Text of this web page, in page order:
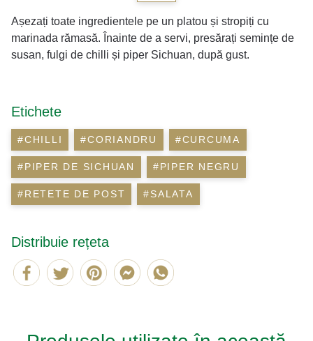
Așezați toate ingredientele pe un platou și stropiți cu
marinada rămasă. Înainte de a servi, presărați semințe de
susan, fulgi de chilli și piper Sichuan, după gust.
Etichete
#CHILLI #CORIANDRU #CURCUMA
#PIPER DE SICHUAN #PIPER NEGRU
#RETETE DE POST #SALATA
Distribuie rețeta